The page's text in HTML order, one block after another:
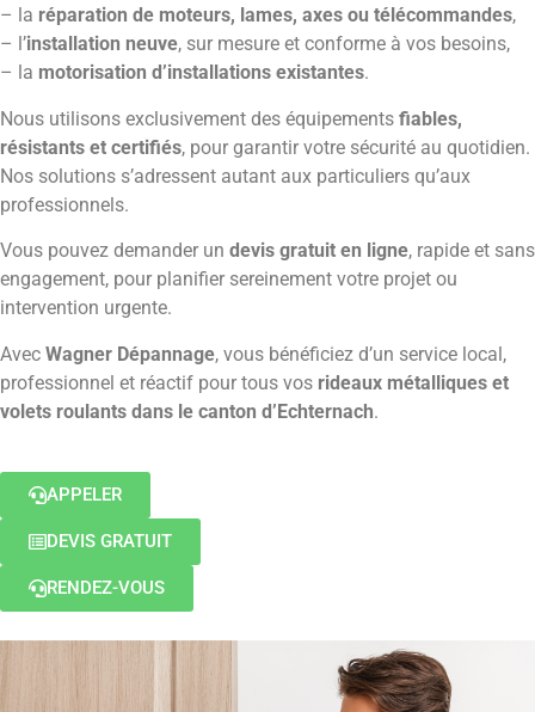
– la réparation de moteurs, lames, axes ou télécommandes,
– l’installation neuve, sur mesure et conforme à vos besoins,
– la motorisation d’installations existantes.
Nous utilisons exclusivement des équipements fiables,
résistants et certifiés, pour garantir votre sécurité au quotidien.
Nos solutions s’adressent autant aux particuliers qu’aux
professionnels.
Vous pouvez demander un devis gratuit en ligne, rapide et sans
engagement, pour planifier sereinement votre projet ou
intervention urgente.
Avec Wagner Dépannage, vous bénéficiez d’un service local,
professionnel et réactif pour tous vos rideaux métalliques et
volets roulants dans le canton d’Echternach.
APPELER
DEVIS GRATUIT
RENDEZ-VOUS